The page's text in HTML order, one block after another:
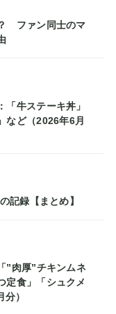
ファン同士のマ
「牛ステーキ丼」
など（2026年6月
記録【まとめ】
”肉厚”チキンムネ
定食」「シュクメ
）